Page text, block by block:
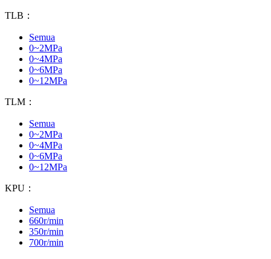
TLB：
Semua
0~2MPa
0~4MPa
0~6MPa
0~12MPa
TLM：
Semua
0~2MPa
0~4MPa
0~6MPa
0~12MPa
KPU：
Semua
660r/min
350r/min
700r/min